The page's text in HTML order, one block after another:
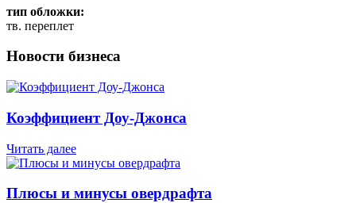
тип обложки:
тв. переплет
Новости бизнеса
Коэффициент Доу-Джонса
Читать далее
Плюсы и минусы овердрафта